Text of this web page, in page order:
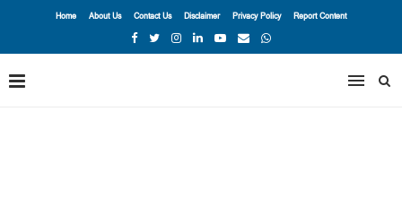
Home About Us Contact Us Disclaimer Privacy Policy Report Content